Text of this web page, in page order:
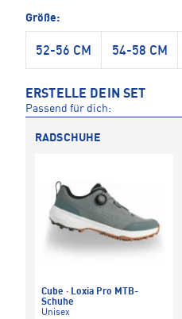
Größe:
52-56 CM 54-58 CM
ERSTELLE DEIN SET
Passend für dich:
RADSCHUHE
Cube · Loxia Pro MTB-
Schuhe
Unisex